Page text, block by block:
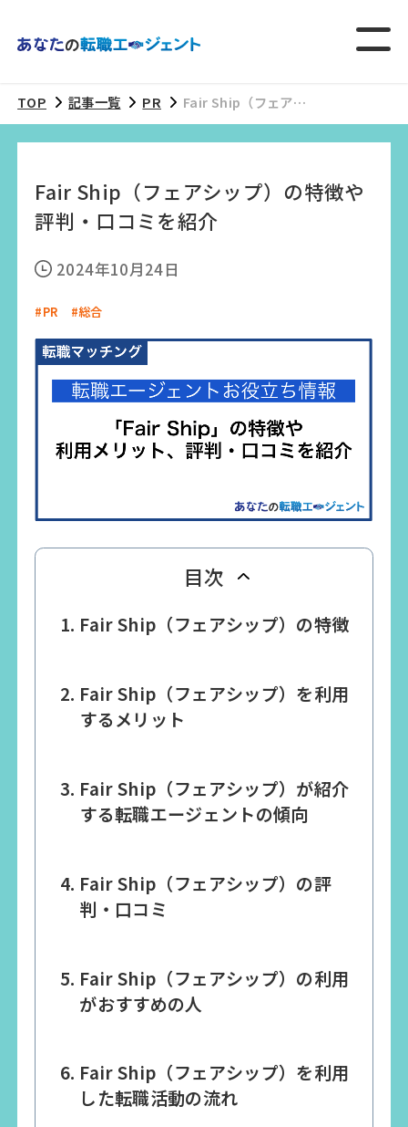
TOP 記事一覧 PR
Fair Ship（フェアシ
ップ）の特徴や評
Fair Ship（フェアシップ）の特徴や
評判・口コミを紹介
2024年10月24日
#PR #総合
目次
Fair Ship（フェアシップ）の特徴
Fair Ship（フェアシップ）を利用
するメリット
Fair Ship（フェアシップ）が紹介
する転職エージェントの傾向
Fair Ship（フェアシップ）の評
判・口コミ
Fair Ship（フェアシップ）の利用
がおすすめの人
Fair Ship（フェアシップ）を利用
した転職活動の流れ